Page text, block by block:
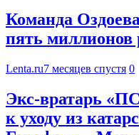
Команда
пять миллионов
Lenta.ru7 месяцев спустя 0
Экс-вратарь
к уходу из